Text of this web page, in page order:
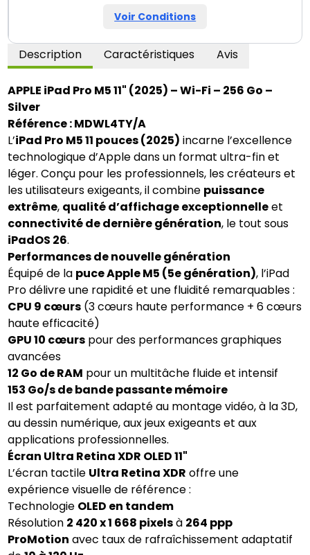
Voir Conditions
Description Caractéristiques Avis
APPLE iPad Pro M5 11" (2025) – Wi-Fi – 256 Go –
Silver
Référence : MDWL4TY/A
L’iPad Pro M5 11 pouces (2025) incarne l’excellence
technologique d’Apple dans un format ultra-fin et
léger. Conçu pour les professionnels, les créateurs et
les utilisateurs exigeants, il combine puissance
extrême, qualité d’affichage exceptionnelleet
connectivité de dernière génération, le tout sous
iPadOS 26.
Performances de nouvelle génération
Équipé de la puce Apple M5 (5e génération), l’iPad
Pro délivre une rapidité et une fluidité remarquables :
CPU 9 cœurs (3 cœurs haute performance + 6 cœurs
haute efficacité)
GPU 10 cœurs pour des performances graphiques
avancées
12 Go de RAM pour un multitâche fluide et intensif
153 Go/s de bande passante mémoire
Il est parfaitement adapté au montage vidéo, à la 3D,
au dessin numérique, aux jeux exigeants et aux
applications professionnelles.
Écran Ultra Retina XDR OLED 11"
L’écran tactile Ultra Retina XDR offre une
expérience visuelle de référence :
Technologie OLED en tandem
Résolution 2 420 x 1 668 pixelsà 264 ppp
ProMotion avec taux de rafraîchissement adaptatif